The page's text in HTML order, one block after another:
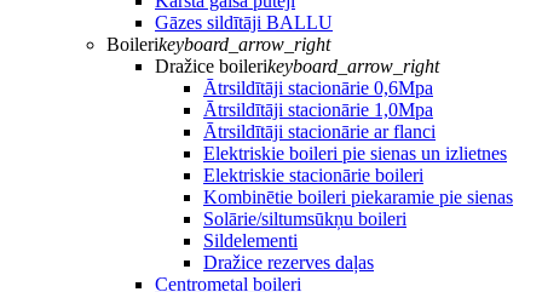
Gāzes sildītāji BALLU
Boilerikeyboard_arrow_right
Dražice boilerikeyboard_arrow_right
Ātrsildītāji stacionārie 0,6Mpa
Ātrsildītāji stacionārie 1,0Mpa
Ātrsildītāji stacionārie ar flanci
Elektriskie boileri pie sienas un izlietnes
Elektriskie stacionārie boileri
Kombinētie boileri piekaramie pie sienas
Solārie/siltumsūkņu boileri
Sildelementi
Dražice rezerves daļas
Centrometal boileri